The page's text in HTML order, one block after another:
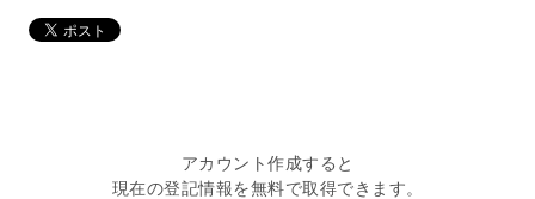
アカウント作成すると
現在の登記情報を無料で取得できます。